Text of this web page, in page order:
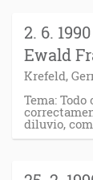
2. 6.
Ewald
Krefeld,
Tema:
diluvio,